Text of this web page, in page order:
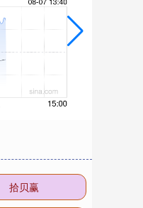
拾贝赢